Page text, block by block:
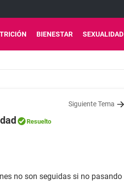
BIENESTAR SEXUALIDAD
Siguiente Tema
Resuelto
no son seguidas si no pasando